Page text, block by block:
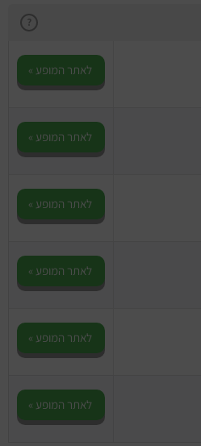
?
לאתר המופע »
לאתר המופע »
לאתר המופע »
לאתר המופע »
לאתר המופע »
לאתר המופע »